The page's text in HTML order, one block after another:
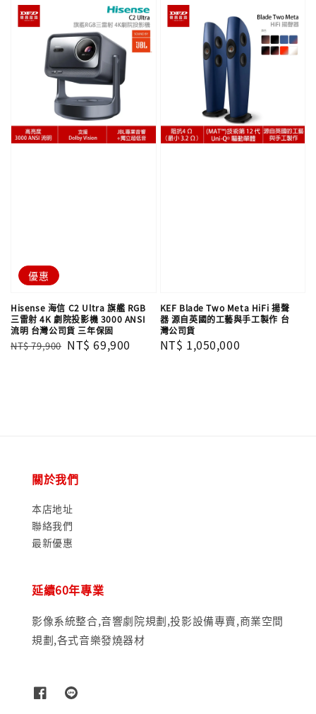
優惠
Hisense 海信 C2 Ultra 旗艦 RGB
三雷射 4K 劇院投影機 3000 ANSI
流明 台灣公司貨 三年保固
Regular
NT$ 79,900 Sale
NT$ 69,900
KEF Blade Two Meta HiFi 揚聲
器 源自英國的工藝與手工製作 台
灣公司貨
Regular
NT$ 1,050,000
關於我們
本店地址
聯絡我們
最新優惠
延續60年專業
影像系統整合,音響劇院規劃,投影設備專賣,商業空間
規劃,各式音樂發燒器材